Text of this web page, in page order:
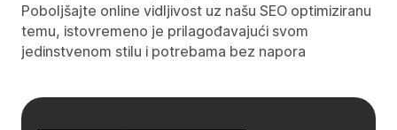
Poboljšajte online vidljivost uz našu SEO optimiziranu
temu, istovremeno je prilagođavajući svom
jedinstvenom stilu i potrebama bez napora